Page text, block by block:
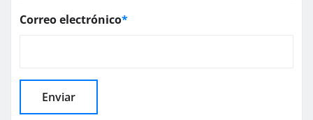
Correo electrónico*